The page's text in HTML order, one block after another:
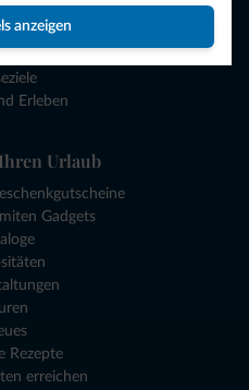
anzeigen
mehr
Erleben
Urlaub
Gadgets
Rezepte
erreichen